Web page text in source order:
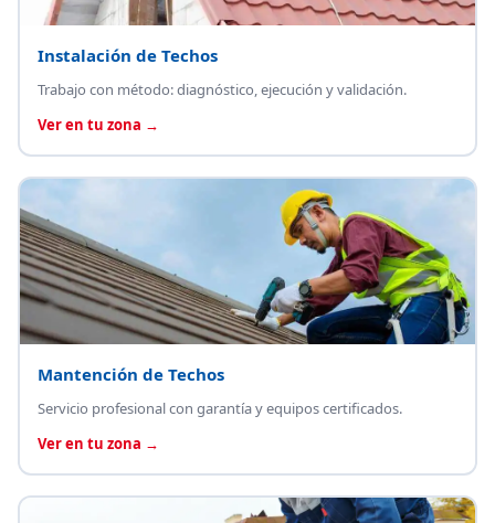
Instalación de Techos
Trabajo con método: diagnóstico, ejecución y validación.
Ver en tu zona →
Mantención de Techos
Servicio profesional con garantía y equipos certificados.
Ver en tu zona →